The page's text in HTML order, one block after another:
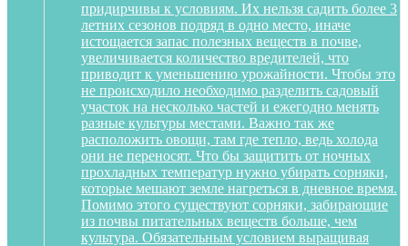
придирчивы к условиям. Их нельзя садить более 3
летних сезонов подряд в одно место, иначе
истощается запас полезных веществ в почве,
увеличивается количество вредителей, что
приводит к уменьшению урожайности. Чтобы это
не происходило необходимо разделить садовый
участок на несколько частей и ежегодно менять
разные культуры местами. Важно так же
расположить овощи, там где тепло, ведь холода
они не переносят. Что бы защитить от ночных
прохладных температур нужно убирать сорняки,
которые мешают земле нагреться в дневное время.
Помимо этого существуют сорняки, забирающие
из почвы питательных веществ больше, чем
культура. Обязательным условием выращивая